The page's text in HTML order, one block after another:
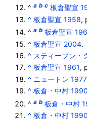
^ a b c 板倉聖宣
^ 板倉聖宣 1958,
^ a b 板倉聖宣
^ 板倉聖宣 2004.
^ スティーブン・
^ 板倉聖宣 1961,
^ ニュートン 1977
^ 板倉・中村
^ a b 板倉・中村
^ 板倉・中村